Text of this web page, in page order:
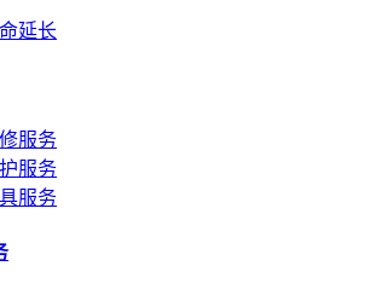
延长
服务
服务
服务